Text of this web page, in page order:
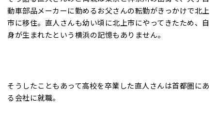
動車部品メーカーに勤めるお父さんの転勤がきっかけで北上
市に移住。直人さんも幼い頃に北上市にやってきたため、自
身が生まれたという横浜の記憶もありません。
そうしたこともあって高校を卒業した直人さんは首都圏にあ
る会社に就職。